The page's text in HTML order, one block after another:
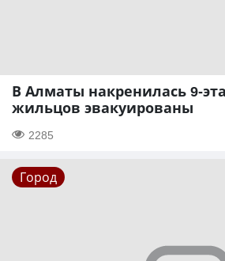
В Алматы накренилась 9-
жильцов эвакуированы
2285
Город